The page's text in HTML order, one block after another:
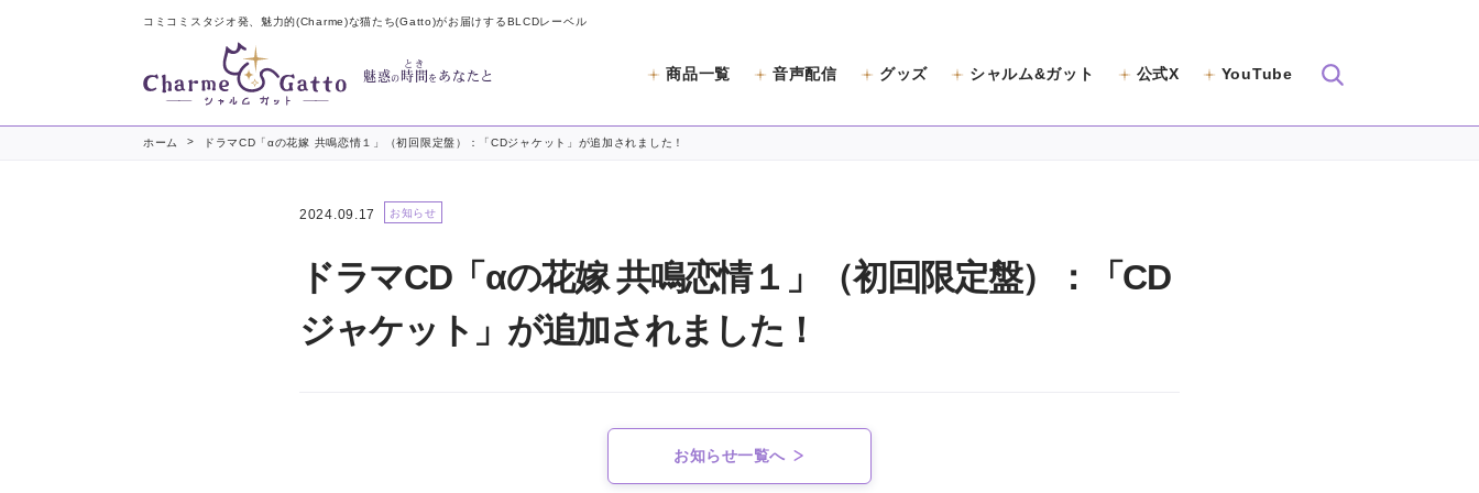
コミコミスタジオ発、魅力的(Charme)な猫たち(Gatto)がお届けするBLCDレーベル
魅惑の 時間
とき
を あなたと 商品一覧 音声配信 グッズ シャルム&ガット 公式X YouTube
ホーム > ドラマCD「αの花嫁 共鳴恋情１」（初回限定盤）：「CDジャケット」が追加されました！
2024.09.17 お知らせ
ドラマCD「αの花嫁 共鳴恋情１」（初回限定盤）：「CD
ジャケット」が追加されました！
お知らせ一覧へ